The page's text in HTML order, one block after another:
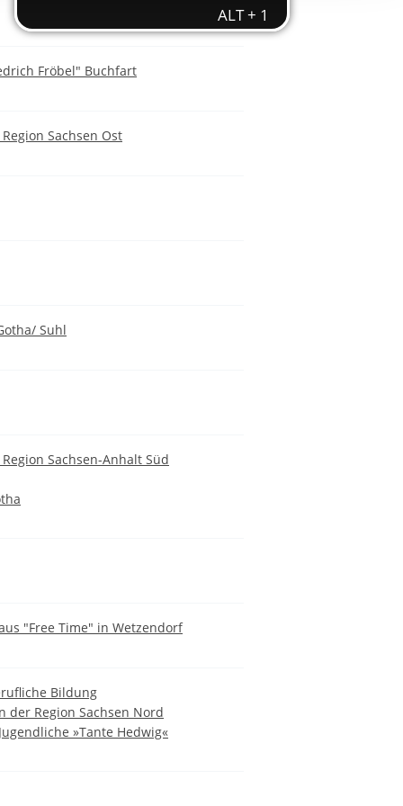
setzen wir
Fröbel" Buchfart
Sachsen Ost
Suhl
Sachsen-Anhalt Süd
"Free Time" in Wetzendorf
Bildung
der Region Sachsen Nord
»Tante Hedwig«